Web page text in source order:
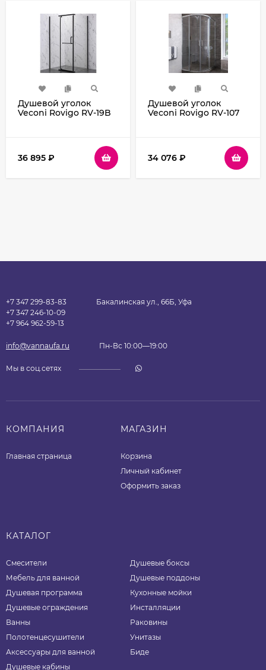
Душевой уголок
Veconi Rovigo RV-19B
36 895 ₽
Душевой уголок
Veconi Rovigo RV-107
34 076 ₽
+7 347 299-83-83
+7 347 246-10-09
+7 964 962-59-13
Бакалинская ул., 66Б, Уфа
info@vannaufa.ru Пн-Вс 10:00—19:00
Мы в соц.сетях
КОМПАНИЯ
Главная страница
МАГАЗИН
Корзина
Личный кабинет
Оформить заказ
КАТАЛОГ
Смесители
Мебель для ванной
Душевая программа
Душевые ограждения
Ванны
Полотенцесушители
Аксессуары для ванной
Душевые кабины
Душевые боксы
Душевые поддоны
Кухонные мойки
Инсталляции
Раковины
Унитазы
Биде